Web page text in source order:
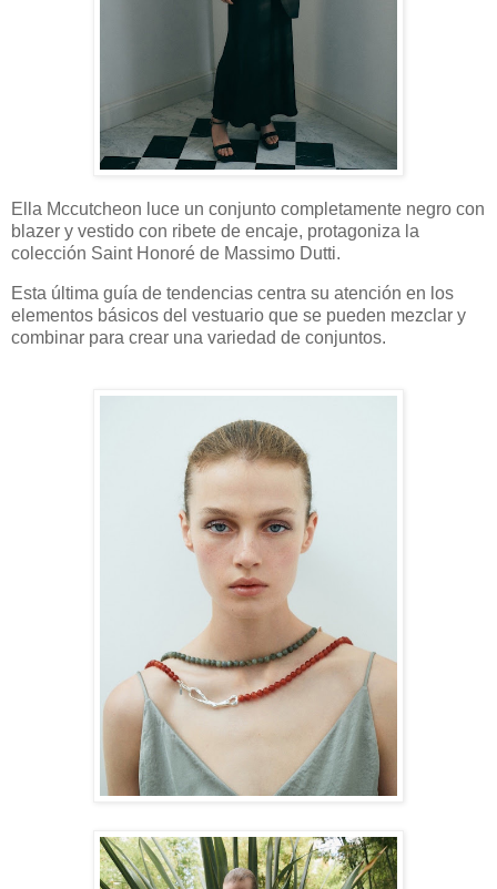
Ella Mccutcheon luce un conjunto completamente negro con
blazer y vestido con ribete de encaje, protagoniza la
colección Saint Honoré de Massimo Dutti.
Esta última guía de tendencias centra su atención en los
elementos básicos del vestuario que se pueden mezclar y
combinar para crear una variedad de conjuntos.